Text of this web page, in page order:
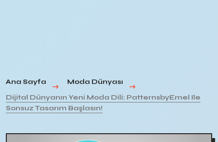
Ana Sayfa
Moda Dünyası
Dijital Dünyanın Yeni Moda Dili: PatternsbyEmel Ile
Sonsuz Tasarım Başlasın!